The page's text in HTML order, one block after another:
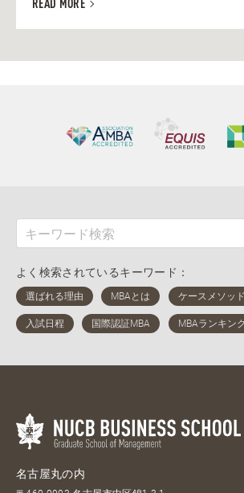
READ MORE
よく検索されているキーワード：
名古屋丸の内